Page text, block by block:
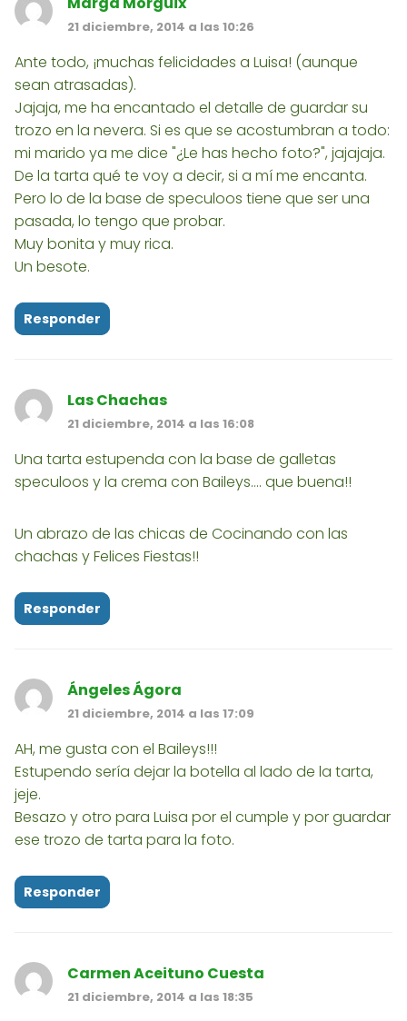
21 diciembre, 2014 a las 10:26
Ante todo, ¡muchas felicidades a Luisa! (aunque
sean atrasadas).
Jajaja, me ha encantado el detalle de guardar su
trozo en la nevera. Si es que se acostumbran a todo:
mi marido ya me dice "¿Le has hecho foto?", jajajaja.
De la tarta qué te voy a decir, si a mí me encanta.
Pero lo de la base de speculoos tiene que ser una
pasada, lo tengo que probar.
Muy bonita y muy rica.
Un besote.
Responder
Las Chachas
21 diciembre, 2014 a las 16:08
Una tarta estupenda con la base de galletas
speculoos y la crema con Baileys.... que buena!!
Un abrazo de las chicas de Cocinando con las
chachas y Felices Fiestas!!
Responder
Ángeles Ágora
21 diciembre, 2014 a las 17:09
AH, me gusta con el Baileys!!!
Estupendo sería dejar la botella al lado de la tarta,
jeje.
Besazo y otro para Luisa por el cumple y por guardar
ese trozo de tarta para la foto.
Responder
Carmen Aceituno Cuesta
21 diciembre, 2014 a las 18:35